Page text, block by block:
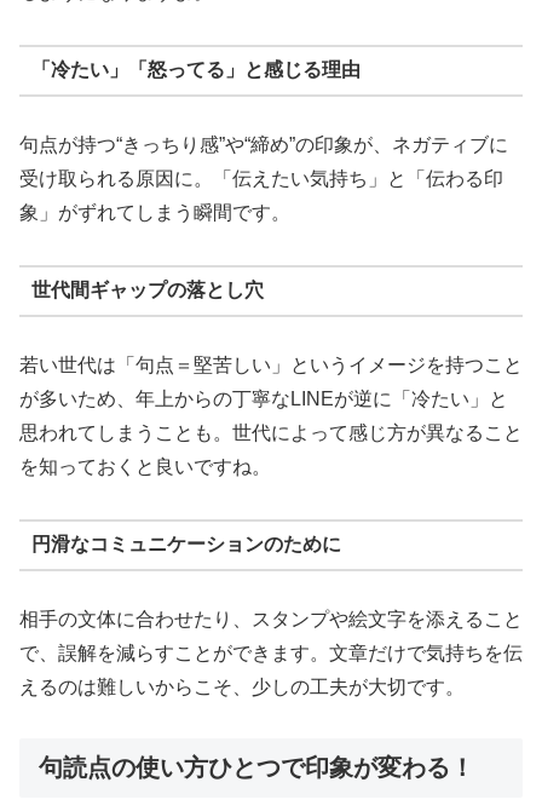
「冷たい」「怒ってる」と感じる理由
句点が持つ“きっちり感”や“締め”の印象が、ネガティブに
受け取られる原因に。「伝えたい気持ち」と「伝わる印
象」がずれてしまう瞬間です。
世代間ギャップの落とし穴
若い世代は「句点＝堅苦しい」というイメージを持つこと
が多いため、年上からの丁寧なLINEが逆に「冷たい」と
思われてしまうことも。世代によって感じ方が異なること
を知っておくと良いですね。
円滑なコミュニケーションのために
相手の文体に合わせたり、スタンプや絵文字を添えること
で、誤解を減らすことができます。文章だけで気持ちを伝
えるのは難しいからこそ、少しの工夫が大切です。
句読点の使い方ひとつで印象が変わる！